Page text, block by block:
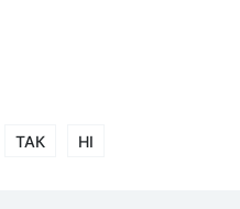
ТАК НІ